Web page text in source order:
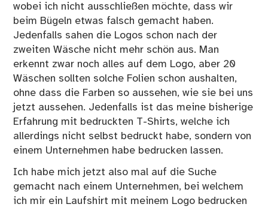
wobei ich nicht ausschließen möchte, dass wir
beim Bügeln etwas falsch gemacht haben.
Jedenfalls sahen die Logos schon nach der
zweiten Wäsche nicht mehr schön aus. Man
erkennt zwar noch alles auf dem Logo, aber 20
Wäschen sollten solche Folien schon aushalten,
ohne dass die Farben so aussehen, wie sie bei uns
jetzt aussehen. Jedenfalls ist das meine bisherige
Erfahrung mit bedruckten T-Shirts, welche ich
allerdings nicht selbst bedruckt habe, sondern von
einem Unternehmen habe bedrucken lassen.
Ich habe mich jetzt also mal auf die Suche
gemacht nach einem Unternehmen, bei welchem
ich mir ein Laufshirt mit meinem Logo bedrucken